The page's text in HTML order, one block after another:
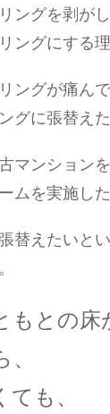
ングを剥がし
ングにする
ングが痛んで
グに張替えた
マンションを
ムを実施した
替えたいと
もとの床
も、